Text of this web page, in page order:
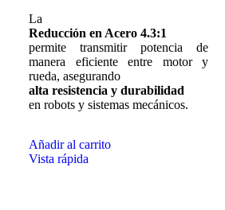
La
Reducción en Acero 4.3:1
permite transmitir potencia de
manera eficiente entre motor y
rueda, asegurando
alta resistencia y durabilidad
en robots y sistemas mecánicos.
Añadir al carrito
Vista rápida